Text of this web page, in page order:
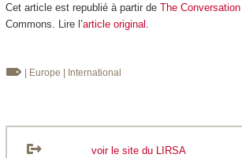
Cet article est republié à partir de The Conversation
Commons. Lire l’article original .
| Europe | International
voir le site du LIRSA